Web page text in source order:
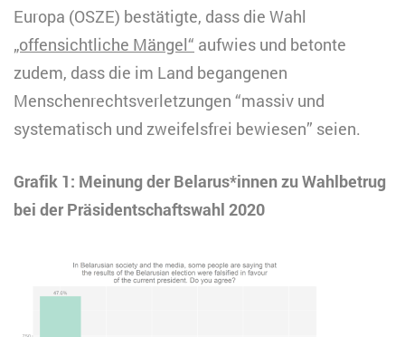
Europa (OSZE) bestätigte, dass die Wahl
„offensichtliche Mängel“ aufwies und betonte
zudem, dass die im Land begangenen
Menschenrechtsverletzungen “massiv und
systematisch und zweifelsfrei bewiesen” seien.
Grafik 1: Meinung der Belarus*innen zu Wahlbetrug
bei der Präsidentschaftswahl 2020